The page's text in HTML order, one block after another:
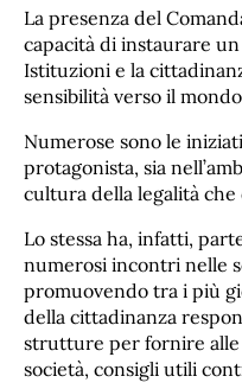
La presenza del
capacità di instaurare
Istituzioni e la
sensibilità verso il
Numerose sono le
protagonista, sia
cultura della legalità
Lo stessa ha, infatti,
numerosi incontri nelle
promuovendo tra i più
della cittadinanza
strutture per fornire alle
società, consigli utili